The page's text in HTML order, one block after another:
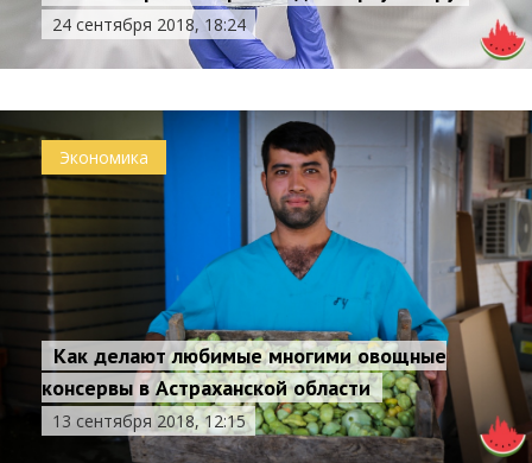
24 сентября 2018, 18:24
Экономика
Как делают любимые многими овощные
консервы в Астраханской области
13 сентября 2018, 12:15